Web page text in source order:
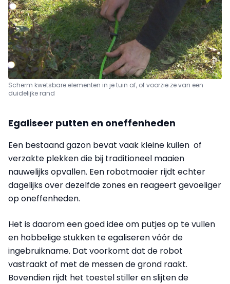
Scherm kwetsbare elementen in je tuin af, of voorzie ze van een
duidelijke rand
Egaliseer putten en oneffenheden
Een bestaand gazon bevat vaak kleine kuilen of
verzakte plekken die bij traditioneel maaien
nauwelijks opvallen. Een robotmaaier rijdt echter
dagelijks over dezelfde zones en reageert gevoeliger
op oneffenheden.
Het is daarom een goed idee om putjes op te vullen
en hobbelige stukken te egaliseren vóór de
ingebruikname. Dat voorkomt dat de robot
vastraakt of met de messen de grond raakt.
Bovendien rijdt het toestel stiller en slijten de